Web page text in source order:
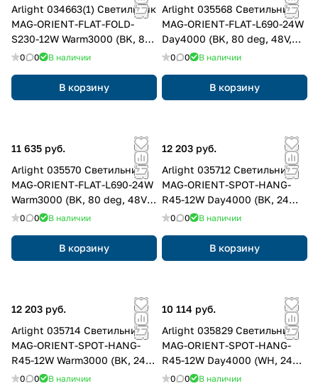
Arlight 034663(1) Светильник
MAG-ORIENT-FLAT-FOLD-
S230-12W Warm3000 (BK, 80
deg, 48V DALI) (Arlight, IP20
0 0 В наличии
В корзину
Arlight 035568 Светильник
MAG-ORIENT-FLAT-L690-24W
Day4000 (BK, 80 deg, 48V,
DALI) (Arlight, IP20 Металл, 3
0 0 В наличии
В корзину
11 635 руб.
Arlight 035570 Светильник
MAG-ORIENT-FLAT-L690-24W
Warm3000 (BK, 80 deg, 48V,
DALI) (Arlight, IP20 Металл, 3
0 0 В наличии
В корзину
12 203 руб.
Arlight 035712 Светильник
MAG-ORIENT-SPOT-HANG-
R45-12W Day4000 (BK, 24
deg, 48V, DALI) (Arlight, IP20
0 0 В наличии
В корзину
12 203 руб.
Arlight 035714 Светильник
MAG-ORIENT-SPOT-HANG-
R45-12W Warm3000 (BK, 24
deg, 48V, DALI) (Arlight, IP20
0 0 В наличии
10 114 руб.
Arlight 035829 Светильник
MAG-ORIENT-SPOT-HANG-
R45-12W Day4000 (WH, 24
deg, 48V, DALI) (Arlight, IP20
0 0 В наличии